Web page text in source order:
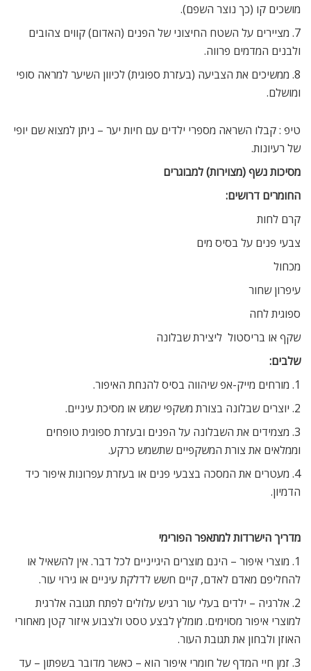
מושכים קו (כך נוצר השפם).
7. מציירים על השטח החיצוני של הפנים (האדום) קווים צהובים
ולבנים המדמים פרווה.
8. ממשיכים את הצביעה (בעזרת ספוגית) לכיוון השיער למראה סופי
ומושלם.
טיפ : קבלו השראה מספרי ילדים עם חיות יער – ניתן למצוא שם יופי
של רעיונות.
מסיכות נשף (מצוירות) למבוגרים
החומרים דרושים:
קרם לחות
צבעי פנים על בסיס מים
מכחול
עיפרון שחור
ספוגית לחה
שקף או בריסטול  ליצירת שבלונה
שלבים:
1. מורחים מייק-אפ שיהווה בסיס להנחת האיפור.
2. יוצרים שבלונה בצורת משקפי שמש או מסיכת עיניים.
3. מצמידים את השבלונה על הפנים ובעזרת ספוגית טופחים
וממלאים את צורת המשקפיים שתשמש כרקע.
4. מעטרים את המסכה בצבעי פנים או בעזרת עפרונות איפור כיד
הדמיון.
מדריך הישרדות למתאפר הפורימי
1. מוצרי איפור – הינם מוצרים היגייניים לכל דבר. אין להשאיל או
להחליפם מאדם לאדם, קיים חשש לדלקת עיניים או גירוי עור.
2. אלרגיה – ילדים בעלי עור רגיש עלולים לפתח תגובה אלרגית
למוצרי איפור מסוימים. מומלץ לבצע טסט ולצבוע איזור קטן מאחורי
האוזן ולבחון את תגובת העור.
3. זמן חיי המדף של חומרי איפור הוא – כאשר מדובר בשפתון – עד